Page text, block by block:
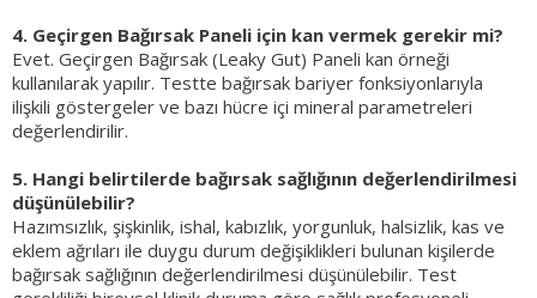
4. Geçirgen Bağırsak Paneli için kan vermek gerekir mi?
Evet. Geçirgen Bağırsak (Leaky Gut) Paneli kan örneği
kullanılarak yapılır. Testte bağırsak bariyer fonksiyonlarıyla
ilişkili göstergeler ve bazı hücre içi mineral parametreleri
değerlendirilir.
5. Hangi belirtilerde bağırsak sağlığının değerlendirilmesi
düşünülebilir?
Hazımsızlık, şişkinlik, ishal, kabızlık, yorgunluk, halsizlik, kas ve
eklem ağrıları ile duygu durum değişiklikleri bulunan kişilerde
bağırsak sağlığının değerlendirilmesi düşünülebilir. Test